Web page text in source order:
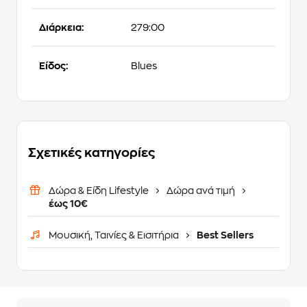
Διάρκεια: 279:00
Είδος: Blues
Σχετικές κατηγορίες
Δώρα & Είδη Lifestyle
Δώρα ανά τιμή
έως 10€
Μουσική, Ταινίες & Εισιτήρια Best Sellers